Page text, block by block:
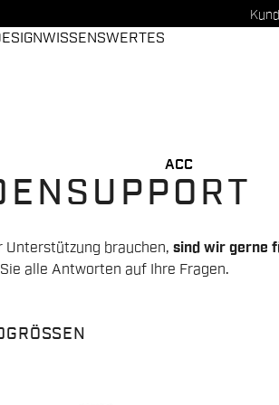
WISSENSWERTES
ACC
Unterstützung brauchen, sind wir gerne
alle Antworten auf Ihre Fragen.